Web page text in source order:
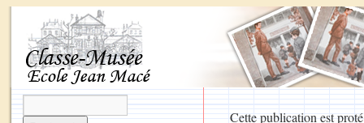
Cette publication est